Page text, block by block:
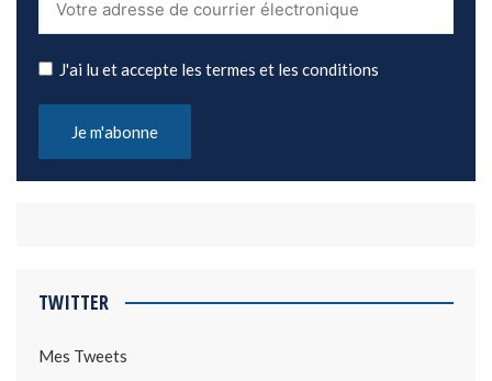
J'ai lu et accepte les termes et les conditions
TWITTER
Mes Tweets